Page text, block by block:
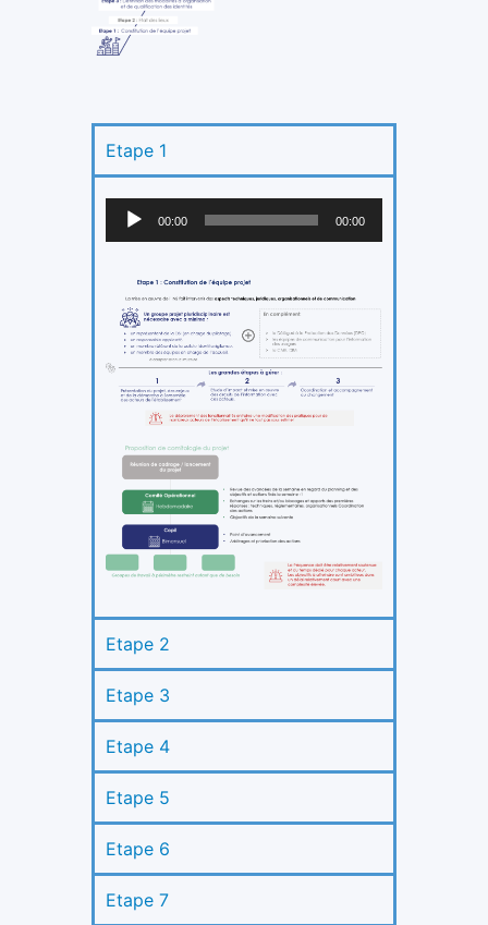
Etape 1
audio
00:00 00:00
Etape 2
Etape 3
Etape 4
Etape 5
Etape 6
Etape 7